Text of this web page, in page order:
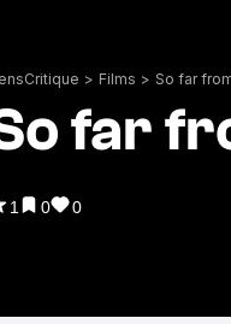
> Films > So far
far
1 0 0